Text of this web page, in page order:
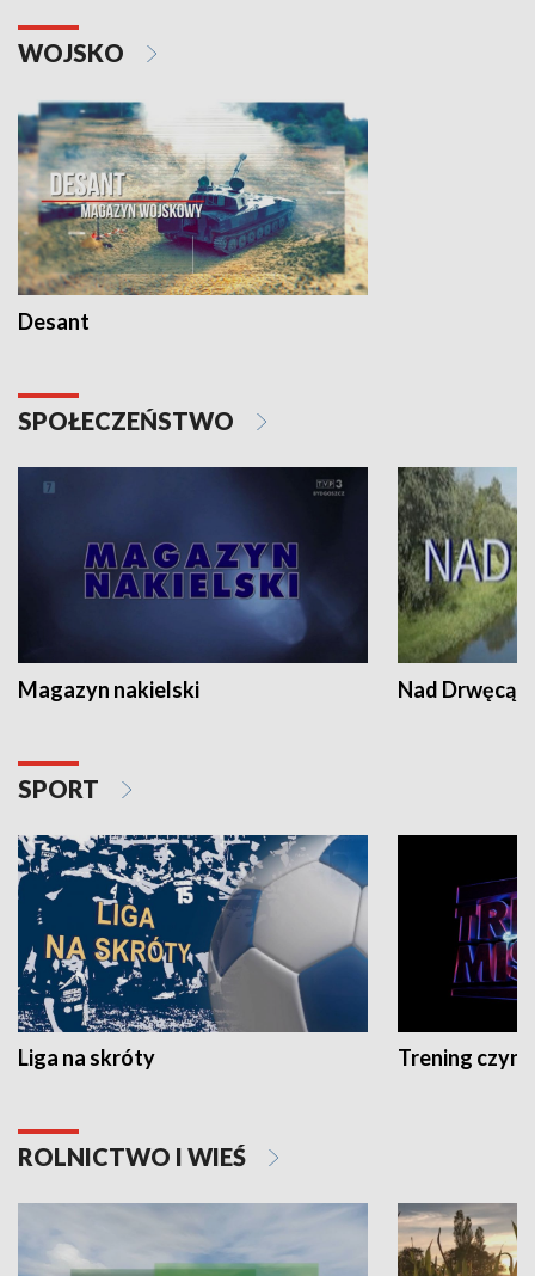
WOJSKO
Desant
SPOŁECZEŃSTWO
Magazyn nakielski Nad Drwęcą
SPORT
Liga na skróty Trening czyni
ROLNICTWO I WIEŚ